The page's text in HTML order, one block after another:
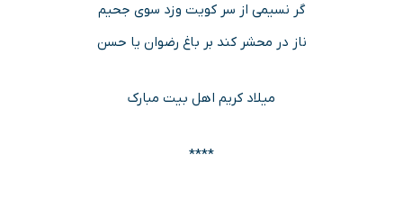
گر نسیمی از سر کویت وزد سوی جحیم
ناز در محشر کند بر باغ رضوان یا حسن
میلاد کریم اهل بیت مبارک
****